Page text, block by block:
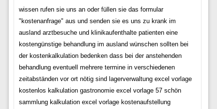
wissen rufen sie uns an oder füllen sie das formular
"kostenanfrage" aus und senden sie es uns zu krank im
ausland arztbesuche und klinikaufenthalte patienten eine
kostengünstige behandlung im ausland wünschen sollten bei
der kostenkalkulation bedenken dass bei der anstehenden
behandlung eventuell mehrere termine in verschiedenen
zeitabständen vor ort nötig sind lagerverwaltung excel vorlage
kostenlos kalkulation gastronomie excel vorlage 57 schön
sammlung kalkulation excel vorlage kostenaufstellung